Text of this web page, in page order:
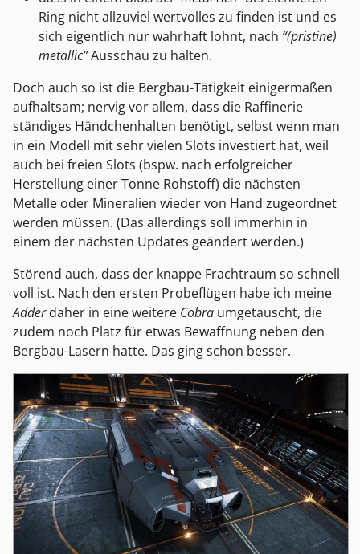
Ring nicht allzuviel wertvolles zu finden ist und es
sich eigentlich nur wahrhaft lohnt, nach “(pristine)
metallic”Ausschau zu halten.
Doch auch so ist die Bergbau-Tätigkeit einigermaßen
aufhaltsam; nervig vor allem, dass die Raffinerie
ständiges Händchenhalten benötigt, selbst wenn man
in ein Modell mit sehr vielen Slots investiert hat, weil
auch bei freien Slots (bspw. nach erfolgreicher
Herstellung einer Tonne Rohstoff) die nächsten
Metalle oder Mineralien wieder von Hand zugeordnet
werden müssen. (Das allerdings soll immerhin in
einem der nächsten Updates geändert werden.)
Störend auch, dass der knappe Frachtraum so schnell
voll ist. Nach den ersten Probeflügen habe ich meine
Adderdaher in eine weitere Cobra umgetauscht, die
zudem noch Platz für etwas Bewaffnung neben den
Bergbau-Lasern hatte. Das ging schon besser.